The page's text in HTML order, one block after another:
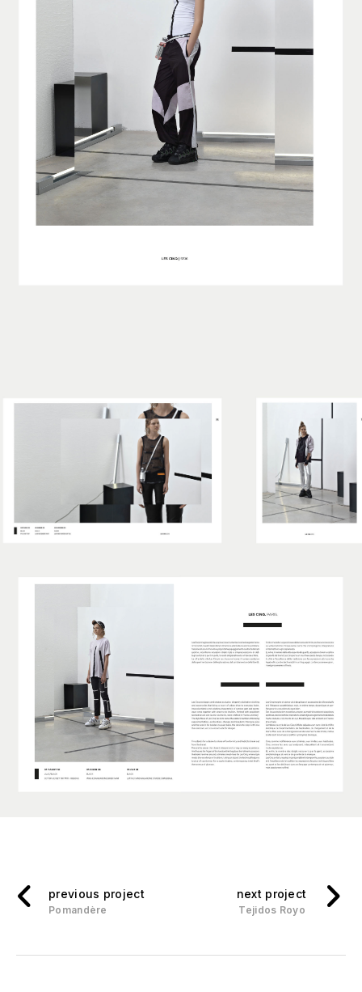
previous project
Pomandère
next project
Tejidos Royo